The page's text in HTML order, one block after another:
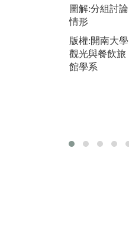
圖解:分組討論
情形
版權:開南大學
觀光與餐飲旅
館學系